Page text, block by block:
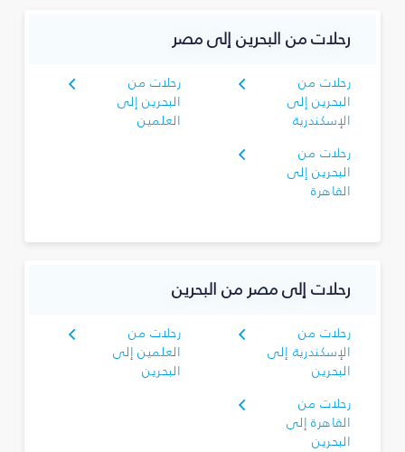
رحلات من البحرين إلى مصر
رحلات من
البحرين إلى
الإسكندرية
رحلات من
البحرين إلى
العلمين
رحلات من
البحرين إلى
القاهرة
رحلات إلى مصر من البحرين
رحلات من
الإسكندرية إلى
البحرين
رحلات من
العلمين إلى
البحرين
رحلات من
القاهرة إلى
البحرين